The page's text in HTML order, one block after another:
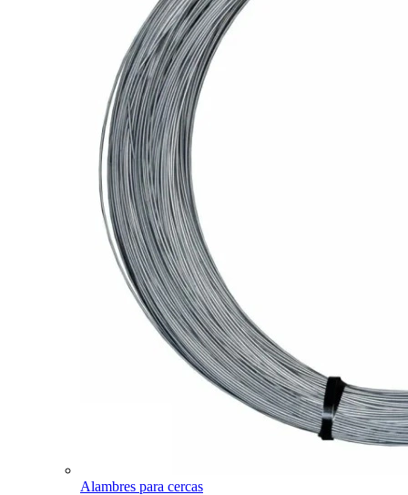
Alambres para cercas